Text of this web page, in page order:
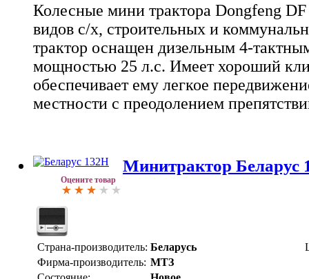
Колесные мини трактора Dongfeng DF
видов с/х, строительных и
трактор оснащен дизельным 4-
мощностью 25 л.с. Имеет хороший
обеспечивает ему легкое
местности с преодолением
Оцените товар
Минитрактор Беларус
Страна-производитель: Беларусь
Фирма-производитель: МТЗ